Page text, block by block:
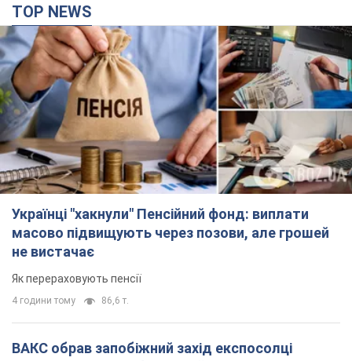
TOP NEWS
Українці "хакнули" Пенсійний фонд: виплати
масово підвищують через позови, але грошей
не вистачає
Як перераховують пенсії
4 години тому 86,6 т.
ВАКС обрав запобіжний захід експосолці